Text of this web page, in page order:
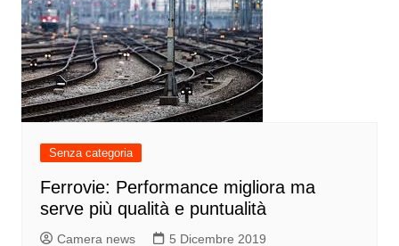
Senza categoria
Ferrovie: Performance migliora ma
serve più qualità e puntualità
Camera news 5 Dicembre 2019